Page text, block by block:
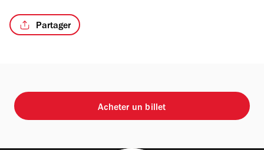
Partager
Acheter un billet